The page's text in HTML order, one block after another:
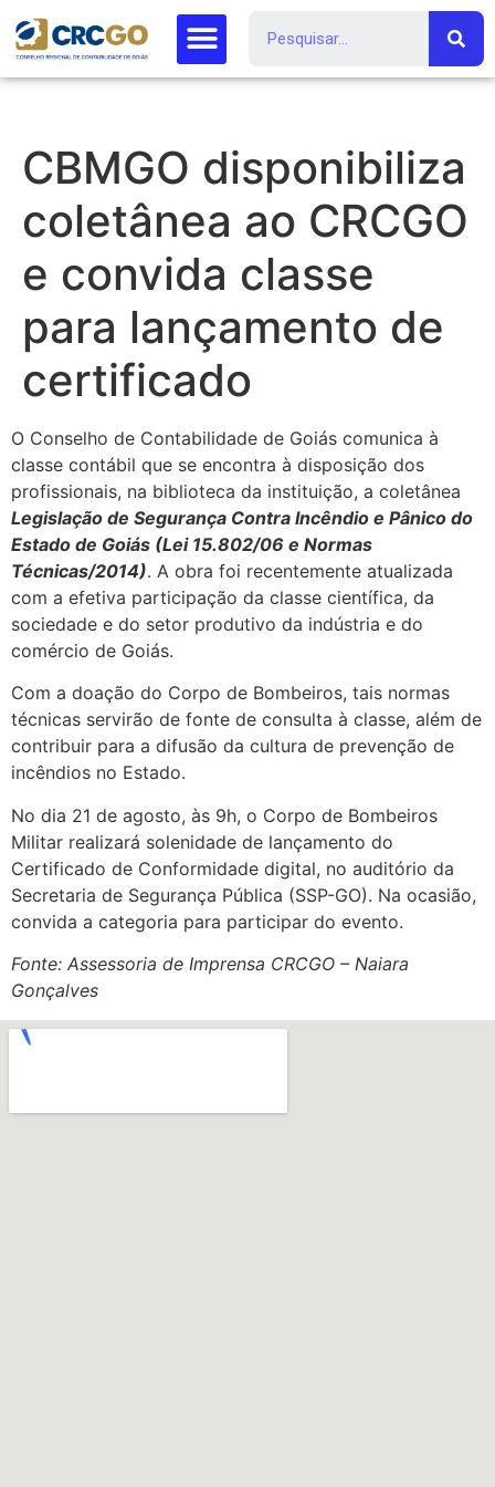
CBMGO disponibiliza
coletânea ao CRCGO
e convida classe
para lançamento de
certificado
O Conselho de Contabilidade de Goiás comunica à
classe contábil que se encontra à disposição dos
profissionais, na biblioteca da instituição, a coletânea
Legislação de Segurança Contra Incêndio e Pânico do
Estado de Goiás (Lei 15.802/06 e Normas
Técnicas/2014). A obra foi recentemente atualizada
com a efetiva participação da classe científica, da
sociedade e do setor produtivo da indústria e do
comércio de Goiás.
Com a doação do Corpo de Bombeiros, tais normas
técnicas servirão de fonte de consulta à classe, além de
contribuir para a difusão da cultura de prevenção de
incêndios no Estado.
No dia 21 de agosto, às 9h, o Corpo de Bombeiros
Militar realizará solenidade de lançamento do
Certificado de Conformidade digital, no auditório da
Secretaria de Segurança Pública (SSP-GO). Na ocasião,
convida a categoria para participar do evento.
Fonte: Assessoria de Imprensa CRCGO – Naiara
Gonçalves